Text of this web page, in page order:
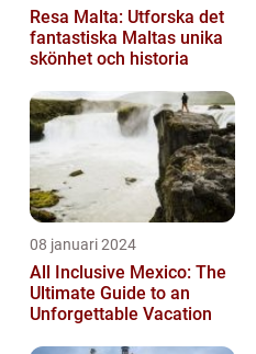
Resa Malta: Utforska det
fantastiska Maltas unika
skönhet och historia
08 januari 2024
All Inclusive Mexico: The
Ultimate Guide to an
Unforgettable Vacation